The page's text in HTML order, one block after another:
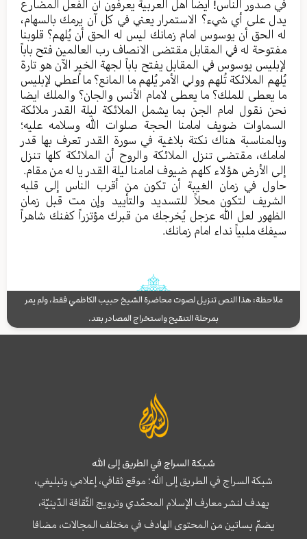
في صدور الناس! ایضا اهل العربیة یعرفون أن الفعل المضارع
یدل علی أي شيء؟ الاستمرار یعني في كل آن یرمك بالسهام،
له الحق أن یوسوس امام زمانك لیس له الحق أن یُلهم؟ قلوبنا
مفتوحة له في المقابل مقتضی الانصاف رب العالمین فتح باباً
لإبلیس یوسوس في المقابل یفتح باباً لجهة الخیر الآن هو تارة
یُلهم الملائكة تُلهم وولي الأمر یُلهم ما المانع؟ ما اُعطي لإبلیس
ما یعطی للملك؟ ما یعطی لامام الأنس والجان؟ والملك ایضا
نحن نقول امام الجن بما یشمل الملائكة لیلة القدر ملائكة
السماوات ضویف امامنا الحجة صلوات الله وسلامه علیه؛
وبالمناسبة هناك نكتة بلاغیة في سورة القدر تعرف بها قدر
امامك، مقتضی تنزل الملائكة والروح أن الملائكة كلها تنزل
إلی الأرض هؤلاء كلهم ضیوف امامنا ليلة القدر یا له من مقام.
حاول في زمان الغیبة أن تكون من أقرب الناس إلی قلبه
الشریف لتكون محلاً للتسدید والتأیید وإن مت قبل زمان
الظهور لعل الله عزجل یُخرجك من قبرك مؤتزراً كفنك شاهراً
سیفك ملبیاً نداء امام زمانك.
ملاحظة: هذا النص تنزيل لصوت محاضرة الشيخ حبيب الكاظمي فقط، ولم يمر
بمرحلة التنقيح واستخراج المصادر بعد.
شبكة السراج في الطريق إلى الله
شبكة السراج في الطريق إلى الله؛ موقع ثقافي، إعلامي وتبليغي،
يهدف لنشر معارف الإسلام المحمّدي وترويج الثّقافة الدّينيّة،
يضمّ بساتين من المحتوى الهادف في مختلف المجالات، مضافا